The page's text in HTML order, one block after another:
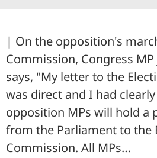
| On the opposition's
Commission, Congress MP
says, "My letter to the
was direct and I had
opposition MPs will hold a
from the Parliament to the
Commission. All MPs…